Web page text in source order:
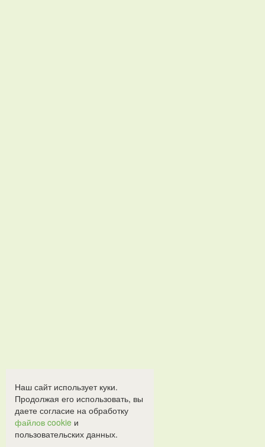
Наш сайт использует куки.
Продолжая его использовать, вы
даете согласие на обработку
файлов cookie и
пользовательских данных.